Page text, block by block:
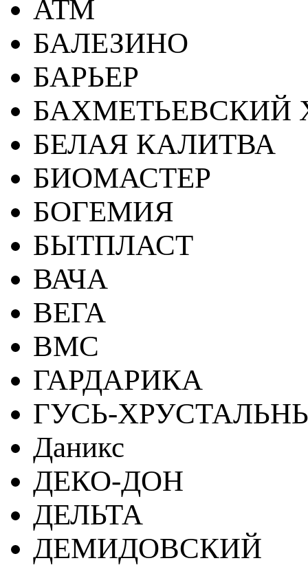
АТМ
БАЛЕЗИНО
БАРЬЕР
БАХМЕТЬЕВСКИЙ
БЕЛАЯ КАЛИТВА
БИОМАСТЕР
БОГЕМИЯ
БЫТПЛАСТ
ВАЧА
ВЕГА
ВМС
ГАРДАРИКА
ГУСЬ-
Даникс
ДЕКО-ДОН
ДЕЛЬТА
ДЕМИДОВСКИЙ